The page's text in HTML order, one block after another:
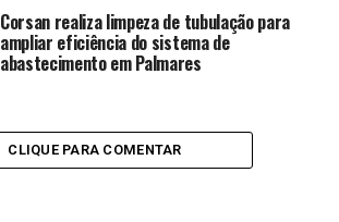
Corsan realiza limpeza de tubulação para
ampliar eficiência do sistema de
abastecimento em Palmares
CLIQUE PARA COMENTAR